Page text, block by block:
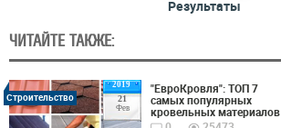
Результаты
ЧИТАЙТЕ ТАКЖЕ:
2019
21
Фев
Строительство
"ЕвроКровля": ТОП 7
самых популярных
кровельных материалов